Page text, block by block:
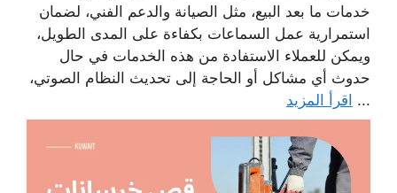
خدمات ما بعد البيع، مثل الصيانة والدعم الفني، لضمان
استمرارية عمل السماعات بكفاءة على المدى الطويل،
ويمكن للعملاء الاستفادة من هذه الخدمات في حال
حدوث أي مشاكل أو الحاجة إلى تحديث النظام الصوتي،
... اقرأ المزيد